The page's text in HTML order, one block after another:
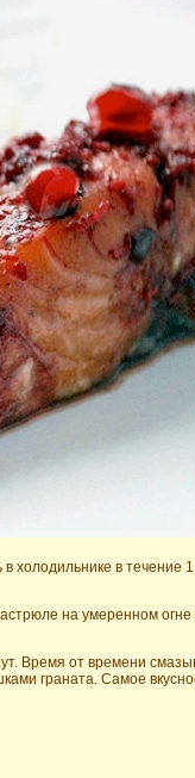
холодильнике в течение
на умеренном огне
Время от времени
граната. Самое